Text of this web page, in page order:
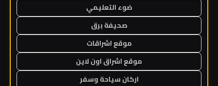
ضوء التعليمي
صحيفة برق
موقع اشراقات
موقع اشراق اون لاين
اركان سياحة وسفر